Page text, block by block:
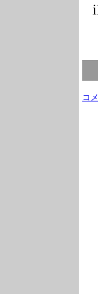
コ